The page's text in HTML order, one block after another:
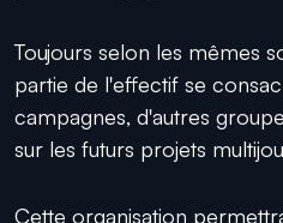
Toujours selon les mêmes
partie de l'effectif se
campagnes, d'autres
sur les futurs projets
Cette organisation